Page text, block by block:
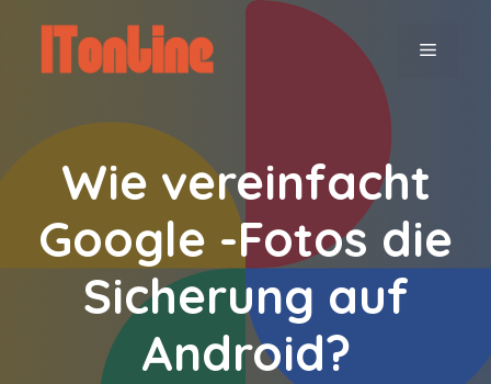
springen
MENÜ
Wie vereinfacht
Google -Fotos die
Sicherung auf
Android?